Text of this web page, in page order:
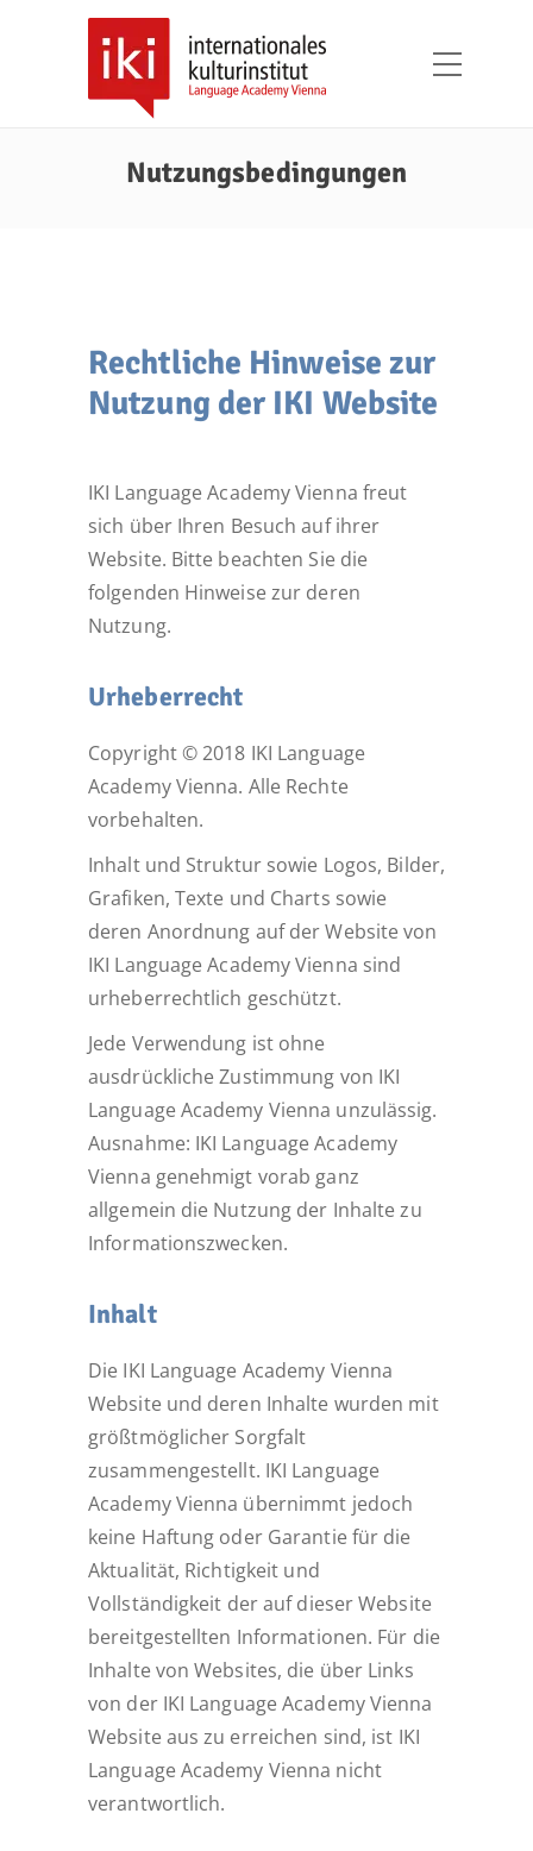
Nutzungsbedingungen
Rechtliche Hinweise zur
Nutzung der IKI Website
IKI Language Academy Vienna freut
sich über Ihren Besuch auf ihrer
Website. Bitte beachten Sie die
folgenden Hinweise zur deren
Nutzung.
Urheberrecht
Copyright © 2018 IKI Language
Academy Vienna. Alle Rechte
vorbehalten.
Inhalt und Struktur sowie Logos, Bilder,
Grafiken, Texte und Charts sowie
deren Anordnung auf der Website von
IKI Language Academy Vienna sind
urheberrechtlich geschützt.
Jede Verwendung ist ohne
ausdrückliche Zustimmung von IKI
Language Academy Vienna unzulässig.
Ausnahme: IKI Language Academy
Vienna genehmigt vorab ganz
allgemein die Nutzung der Inhalte zu
Informationszwecken.
Inhalt
Die IKI Language Academy Vienna
Website und deren Inhalte wurden mit
größtmöglicher Sorgfalt
zusammengestellt. IKI Language
Academy Vienna übernimmt jedoch
keine Haftung oder Garantie für die
Aktualität, Richtigkeit und
Vollständigkeit der auf dieser Website
bereitgestellten Informationen. Für die
Inhalte von Websites, die über Links
von der IKI Language Academy Vienna
Website aus zu erreichen sind, ist IKI
Language Academy Vienna nicht
verantwortlich.